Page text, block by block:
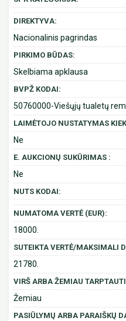
DIREKTYVA:
Nacionalinis pagrindas
PIRKIMO BŪDAS:
Skelbiama apklausa
BVPŽ KODAI:
50760000-Viešųjų tualetų
LAIMĖTOJO NUSTATYMAS
Ne
E. AUKCIONŲ SUKŪRIMAS :
Ne
NUTS KODAI:
NUMATOMA VERTĖ (EUR):
18000.
SUTEIKTA VERTĖ/MAKSIMALI
21780.
VIRŠ ARBA ŽEMIAU
Žemiau
PASIŪLYMŲ ARBA PARAIŠKŲ